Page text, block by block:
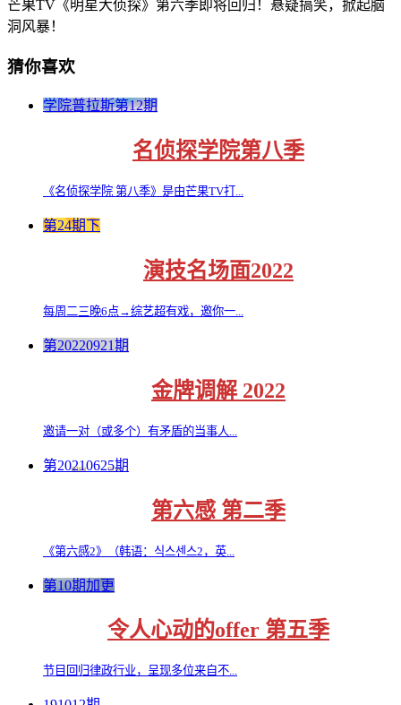
芒果TV《明星大侦探》第六季即将回归！悬疑搞笑，掀起脑
洞风暴！
猜你喜欢
学院普拉斯第12期
名侦探学院第八季
《名侦探学院 第八季》是由芒果TV打...
第24期下
演技名场面2022
每周二三晚6点→综艺超有戏，邀你一...
第20220921期
金牌调解 2022
邀请一对（或多个）有矛盾的当事人...
第20210625期
第六感 第二季
《第六感2》（韩语：식스센스2，英...
第10期加更
令人心动的offer 第五季
节目回归律政行业，呈现多位来自不...